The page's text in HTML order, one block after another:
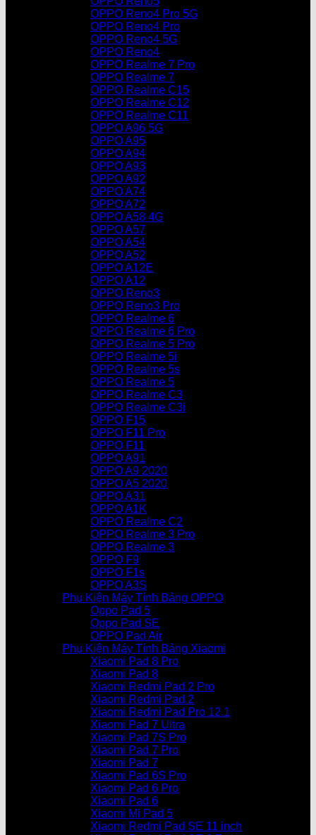
OPPO Reno4 Pro 5G
OPPO Reno4 Pro
OPPO Reno4 5G
OPPO Reno4
OPPO Realme 7 Pro
OPPO Realme 7
OPPO Realme C15
OPPO Realme C12
OPPO Realme C11
OPPO A96 5G
OPPO A95
OPPO A94
OPPO A93
OPPO A92
OPPO A74
OPPO A72
OPPO A58 4G
OPPO A57
OPPO A54
OPPO A52
OPPO A12E
OPPO A12
OPPO Reno3
OPPO Reno3 Pro
OPPO Realme 6
OPPO Realme 6 Pro
OPPO Realme 5 Pro
OPPO Realme 5i
OPPO Realme 5s
OPPO Realme 5
OPPO Realme C3
OPPO Realme C3i
OPPO F15
OPPO F11 Pro
OPPO F11
OPPO A91
OPPO A9 2020
OPPO A5 2020
OPPO A31
OPPO A1K
OPPO Realme C2
OPPO Realme 3 Pro
OPPO Realme 3
OPPO F9
OPPO F1s
OPPO A3S
Phụ Kiện Máy Tính Bảng OPPO
Oppo Pad 5
Oppo Pad SE
OPPO Pad Air
Phụ Kiện Máy Tính Bảng Xiaomi
Xiaomi Pad 8 Pro
Xiaomi Pad 8
Xiaomi Redmi Pad 2 Pro
Xiaomi Redmi Pad 2
Xiaomi Redmi Pad Pro 12.1
Xiaomi Pad 7 Ultra
Xiaomi Pad 7S Pro
Xiaomi Pad 7 Pro
Xiaomi Pad 7
Xiaomi Pad 6S Pro
Xiaomi Pad 6 Pro
Xiaomi Pad 6
Xiaomi Mi Pad 5
Xiaomi Redmi Pad SE 11 inch